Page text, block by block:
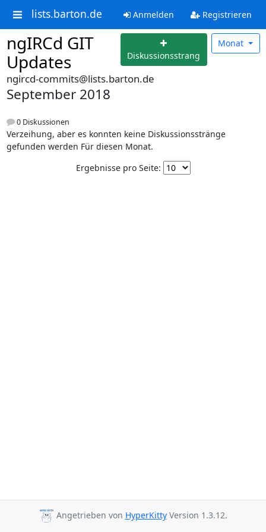
lists.barton.de Anmelden Registrieren
ngIRCd GIT
Updates
Diskussionsstrang
Monat
ngircd-commits@lists.barton.de
September 2018
0 Diskussionen
Verzeihung, aber es konnten keine Diskussionsstränge
gefunden werden Für diesen Monat.
Ergebnisse pro Seite:
Angetrieben von HyperKittyVersion 1.3.12.